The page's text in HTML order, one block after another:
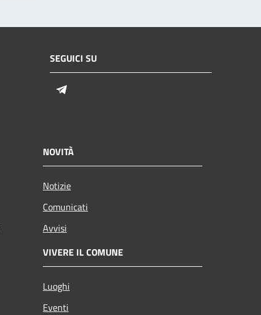
SEGUICI SU
NOVITÀ
Notizie
Comunicati
Avvisi
VIVERE IL COMUNE
Luoghi
Eventi